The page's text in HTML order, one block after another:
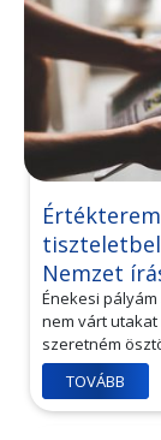
Nemzet
Énekesi
nem várt utakat
szeretném
TOVÁBB